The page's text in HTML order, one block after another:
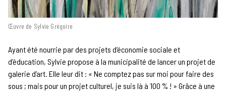
Œuvre de Sylvie Grégoire
Ayant été nourrie par des projets d’économie sociale et
d’éducation, Sylvie propose à la municipalité de lancer un projet de
galerie d’art. Elle leur dit : « Ne comptez pas sur moi pour faire des
sous ; mais pour un projet culturel, je suis là à 100 % ! » Grâce à une